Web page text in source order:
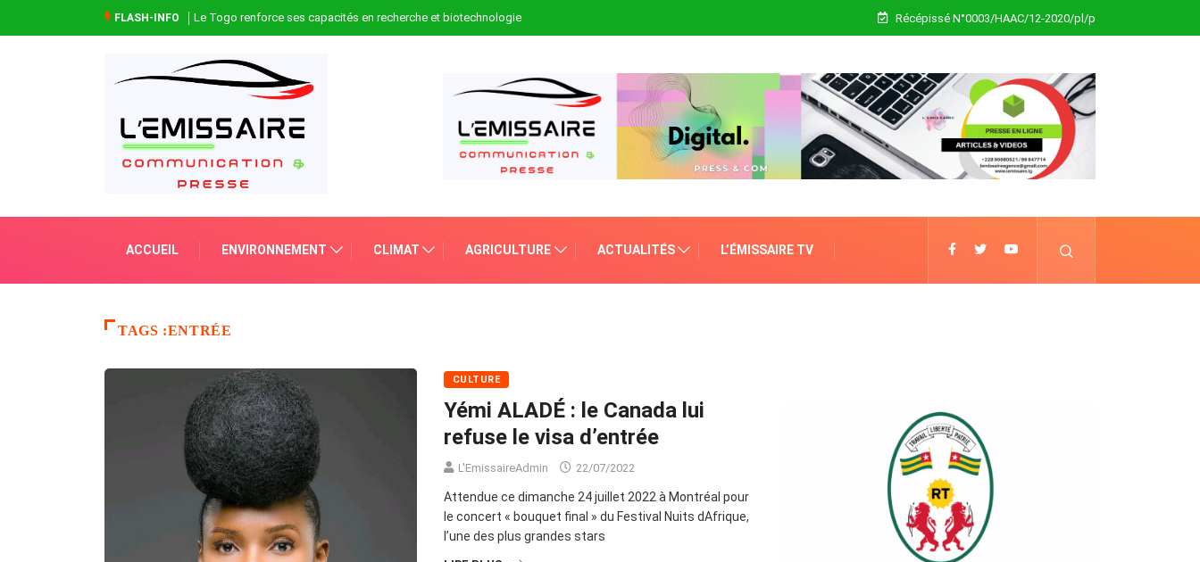
FLASH-INFO Le Togo renforce ses capacités en recherche et biotechnologie Récépissé N°0003/HAAC/12-2020/pl/p
ACCUEIL ENVIRONNEMENT CLIMAT AGRICULTURE ACTUALITÉS L’ÉMISSAIRE TV
TAGS :ENTRÉE
CULTURE
Yémi ALADÉ : le Canada lui
refuse le visa d’entrée
L'EmissaireAdmin 22/07/2022
Attendue ce dimanche 24 juillet 2022 à Montréal pour
le concert « bouquet final » du Festival Nuits dAfrique,
l’une des plus grandes stars